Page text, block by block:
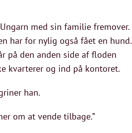
med sin familie fremover.
har for nylig også fået en hund.
på den anden side af floden
kvarterer og ind på kontoret.
han.
om at vende tilbage.”